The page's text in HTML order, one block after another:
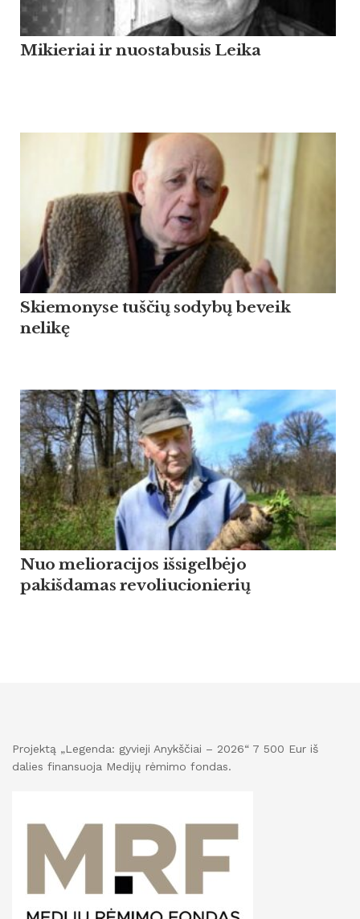
Mikieriai ir nuostabusis Leika
Skiemonyse tuščių sodybų beveik
nelikę
Nuo melioracijos išsigelbėjo
pakišdamas revoliucionierių
Projektą „Legenda: gyvieji Anykščiai – 2026“ 7 500 Eur iš
dalies finansuoja Medijų rėmimo fondas.